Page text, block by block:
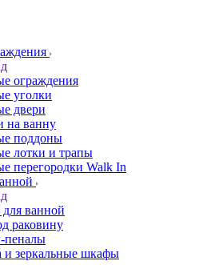
ограждения
уголки
двери
на ванну
поддоны
лотки и трапы
перегородки Walk In
ванной
раковину
и зеркальные шкафы